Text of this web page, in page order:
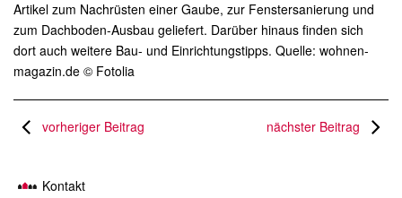
Artikel zum Nachrüsten einer Gaube, zur Fenstersanierung und
zum Dachboden-Ausbau geliefert. Darüber hinaus finden sich
dort auch weitere Bau- und Einrichtungstipps. Quelle: wohnen-
magazin.de © Fotolia
vorheriger Beitrag nächster Beitrag
Kontakt